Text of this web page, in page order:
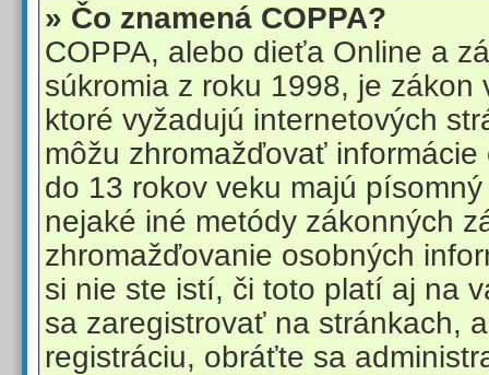
» Čo znamená COPPA?
COPPA, alebo dieťa Online a
súkromia z roku 1998, je zákon
ktoré vyžadujú internetových
môžu zhromažďovať
do 13 rokov veku majú
nejaké iné metódy zákonných
zhromažďovanie osobných
si nie ste istí, či toto platí aj na
sa zaregistrovať na stránkach,
registráciu, obráťte sa